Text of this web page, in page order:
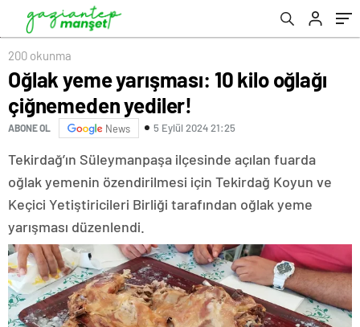
200 okunma
Oğlak yeme yarışması: 10 kilo oğlağı
çiğnemeden yediler!
ABONE OL News 5 Eylül 2024 21:25
Tekirdağ’ın Süleymanpaşa ilçesinde açılan fuarda
oğlak yemenin özendirilmesi için Tekirdağ Koyun ve
Keçici Yetiştiricileri Birliği tarafından oğlak yeme
yarışması düzenlendi.